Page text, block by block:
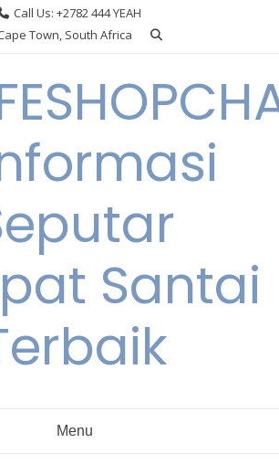
Call Us: +2782 444 YEAH
Town, South Africa
Santai
Menu